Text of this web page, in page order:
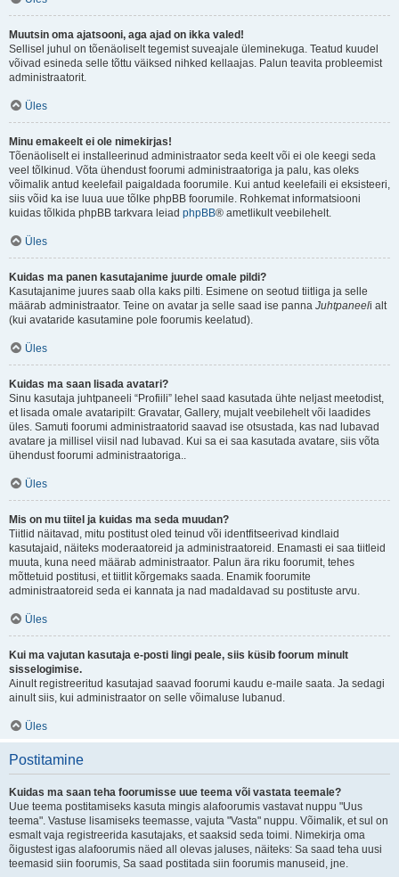
Muutsin oma ajatsooni, aga ajad on ikka valed!
Sellisel juhul on tõenäoliselt tegemist suveajale üleminekuga. Teatud kuudel
võivad esineda selle tõttu väiksed nihked kellaajas. Palun teavita probleemist
administraatorit.
Üles
Minu emakeelt ei ole nimekirjas!
Tõenäoliselt ei installeerinud administraator seda keelt või ei ole keegi seda
veel tõlkinud. Võta ühendust foorumi administraatoriga ja palu, kas oleks
võimalik antud keelefail paigaldada foorumile. Kui antud keelefaili ei eksisteeri,
siis võid ka ise luua uue tõlke phpBB foorumile. Rohkemat informatsiooni
kuidas tõlkida phpBB tarkvara leiad phpBB® ametlikult veebilehelt.
Üles
Kuidas ma panen kasutajanime juurde omale pildi?
Kasutajanime juures saab olla kaks pilti. Esimene on seotud tiitliga ja selle
määrab administraator. Teine on avatar ja selle saad ise panna Juhtpaneeli alt
(kui avataride kasutamine pole foorumis keelatud).
Üles
Kuidas ma saan lisada avatari?
Sinu kasutaja juhtpaneeli “Profiili” lehel saad kasutada ühte neljast meetodist,
et lisada omale avataripilt: Gravatar, Gallery, mujalt veebilehelt või laadides
üles. Samuti foorumi administraatorid saavad ise otsustada, kas nad lubavad
avatare ja millisel viisil nad lubavad. Kui sa ei saa kasutada avatare, siis võta
ühendust foorumi administraatoriga..
Üles
Mis on mu tiitel ja kuidas ma seda muudan?
Tiitlid näitavad, mitu postitust oled teinud või identfitseerivad kindlaid
kasutajaid, näiteks moderaatoreid ja administraatoreid. Enamasti ei saa tiitleid
muuta, kuna need määrab administraator. Palun ära riku foorumit, tehes
mõttetuid postitusi, et tiitlit kõrgemaks saada. Enamik foorumite
administraatoreid seda ei kannata ja nad madaldavad su postituste arvu.
Üles
Kui ma vajutan kasutaja e-posti lingi peale, siis küsib foorum minult
sisselogimise.
Ainult registreeritud kasutajad saavad foorumi kaudu e-maile saata. Ja sedagi
ainult siis, kui administraator on selle võimaluse lubanud.
Üles
Postitamine
Kuidas ma saan teha foorumisse uue teema või vastata teemale?
Uue teema postitamiseks kasuta mingis alafoorumis vastavat nuppu "Uus
teema". Vastuse lisamiseks teemasse, vajuta "Vasta" nuppu. Võimalik, et sul on
esmalt vaja registreerida kasutajaks, et saaksid seda toimi. Nimekirja oma
õigustest igas alafoorumis näed all olevas jaluses, näiteks: Sa saad teha uusi
teemasid siin foorumis, Sa saad postitada siin foorumis manuseid, jne.